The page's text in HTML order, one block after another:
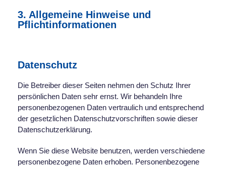
3. Allgemeine Hinweise und
Pflichtinformationen
Datenschutz
Die Betreiber dieser Seiten nehmen den Schutz Ihrer
persönlichen Daten sehr ernst. Wir behandeln Ihre
personenbezogenen Daten vertraulich und entsprechend
der gesetzlichen Datenschutzvorschriften sowie dieser
Datenschutzerklärung.
Wenn Sie diese Website benutzen, werden verschiedene
personenbezogene Daten erhoben. Personenbezogene